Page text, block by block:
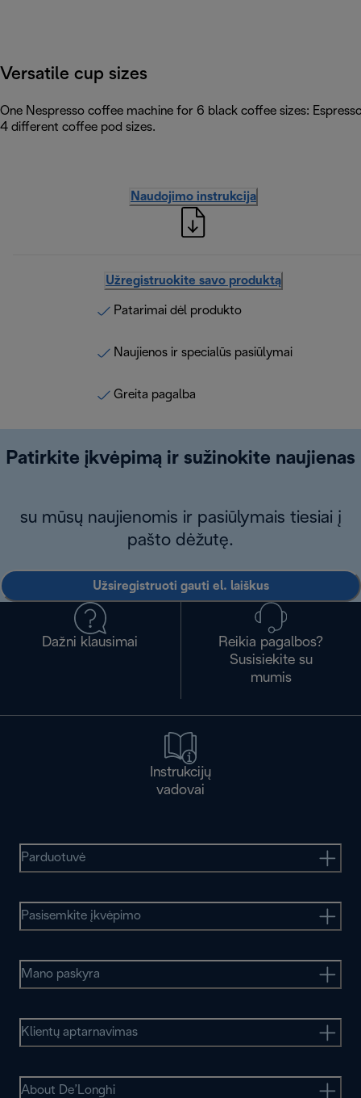
Versatile cup sizes
One Nespresso coffee machine for 6 black coffee sizes:
4 different coffee pod sizes.
Naudojimo instrukcija
Užregistruokite savo produktą
Patarimai dėl produkto
Naujienos ir specialūs pasiūlymai
Greita pagalba
Patirkite įkvėpimą ir sužinokite naujienas
su mūsų naujienomis ir pasiūlymais tiesiai į
pašto dėžutę.
Užsiregistruoti gauti el. laiškus
Dažni klausimai
Reikia pagalbos?
Susisiekite su
mumis
Instrukcijų
vadovai
Parduotuvė
Pasisemkite įkvėpimo
Mano paskyra
Klientų aptarnavimas
About De’Longhi